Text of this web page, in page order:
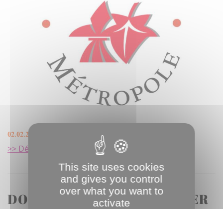
02.02.2023
>> Délibérations & Décisions
DOCUMENTS À TÉLÉCHARGER
This site uses cookies
and gives you control
over what you want to
activate